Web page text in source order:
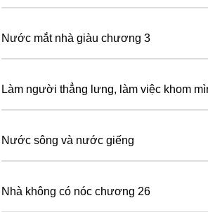
Nước mắt nhà giàu chương 3
Làm người thẳng lưng, làm việc khom
Nước sông và nước giếng
Nhà không có nóc chương 26